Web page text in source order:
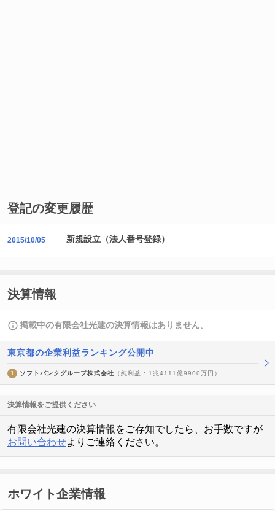
登記の変更履歴
2015/10/05 新規設立（法人番号登録）
決算情報
掲載中の有限会社光建の決算情報はありません。
東京都の企業利益ランキング公開中
1 ソフトバンクグループ株式会社 （純利益 : 1兆4111億9900万円）
決算情報をご提供ください
有限会社光建の決算情報をご存知でしたら、お手数ですが
お問い合わせよりご連絡ください。
ホワイト企業情報